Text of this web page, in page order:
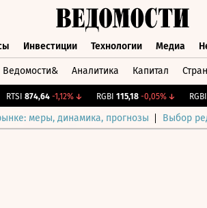
Инвестиции Технологии Медиа
Ведомости& Аналитика Капитал
RTSI 874,64 -1,12%↓ RGBI 115,18 -0,05%↓
меры, динамика, прогнозы Выбор